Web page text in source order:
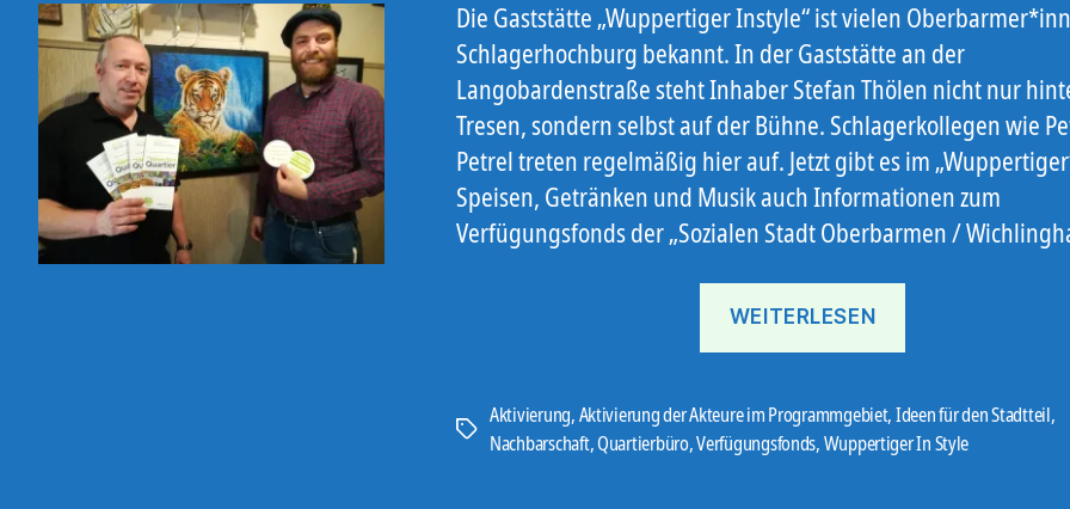
Die Gaststätte „Wuppertiger Instyle“ ist vielen
Schlagerhochburg bekannt. In der Gaststätte an der
Langobardenstraße steht Inhaber Stefan Thölen nicht nur
Tresen, sondern selbst auf der Bühne. Schlagerkollegen wie
Petrel treten regelmäßig hier auf. Jetzt gibt es im
Speisen, Getränken und Musik auch Informationen zum
Verfügungsfonds der „Sozialen Stadt Oberbarmen /
WEITERLESEN
Verfügungsfonds“
Schlagwörter
Aktivierung,Aktivierung der Akteure im Programmgebiet,Ideen für den Stadtteil,
Nachbarschaft,Quartierbüro,Verfügungsfonds,Wuppertiger In Style